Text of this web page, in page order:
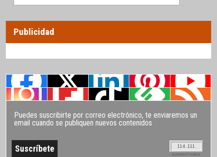
Publicidad
Puedes suscribirte por correo electrónico, te enviaremos un
email cuando se publiquen nuevos contenidos
114.111
SUSCRIPTORES